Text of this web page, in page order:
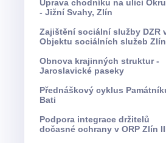
Úprava chodníku na ulici Okružní
- Jižní Svahy, Zlín
Zajištění sociální služby DZR v
Objektu sociálních služeb
Obnova krajinných struktur -
Jaroslavické paseky
Přednáškový cyklus Památníku T.
Bati
Podpora integrace držitelů
dočasné ochrany v ORP Zlín